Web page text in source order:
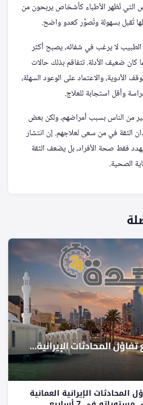
التي تُظهر الأطباء كأشخاص يربحون من
تُقبل بسهولة وتُصوَّر كعدو واضح.
لا يرغب في شفائه، يصبح أكثر
كان ضعيف الأدلة. تتفاقم بذلك حالات
الأدوية، والاعتماد على الوعود السهلة،
وأقل استجابة للعلاج.
من الناس بسبب أمراضهم، ولكن بعض
الثقة في من سعى لعلاجهم. إن انتشار
يهدد فقط صحة الأفراد، بل يضعف الثقة
الصحية.
الإيرانية العمانية